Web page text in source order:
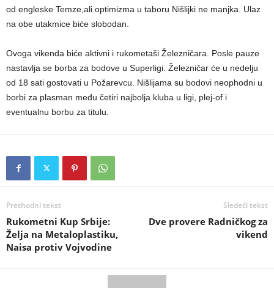
od engleske Temze,ali optimizma u taboru Nišlijki ne manjka. Ulaz
na obe utakmice biće slobodan.
Ovoga vikenda biće aktivni i rukometaši Železničara. Posle pauze
nastavlja se borba za bodove u Superligi. Železničar će u nedelju
od 18 sati gostovati u Požarevcu. Nišlijama su bodovi neophodni u
borbi za plasman među četiri najbolja kluba u ligi, plej-of i
eventualnu borbu za titulu.
Prethodni tekst
Rukometni Kup Srbije:
Želja na Metaloplastiku,
Naisa protiv Vojvodine
Sledeći tekst
Dve provere Radničkog za
vikend